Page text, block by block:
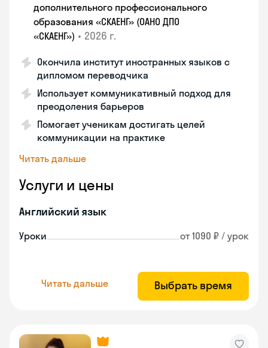
дополнительного профессионального
образования «СКАЕНГ» (ОАНО ДПО
«СКАЕНГ») • 2026 г.
Окончила институт иностранных языков с
дипломом переводчика
Использует коммуникативный подход для
преодоления барьеров
Помогает ученикам достигать целей
коммуникации на практике
Читать дальше
Услуги и цены
Английский язык
Уроки от 1090 ₽ / урок
Читать дальше Выбрать время